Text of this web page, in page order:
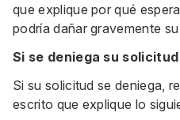
que explique por qué
podría dañar gravemente
Si se deniega su solicitud
Si su solicitud se deniega,
escrito que explique lo